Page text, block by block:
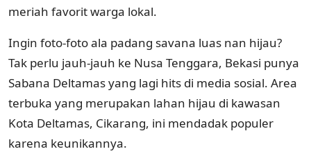
meriah favorit warga lokal.
Ingin foto-foto ala padang savana luas nan hijau?
Tak perlu jauh-jauh ke Nusa Tenggara, Bekasi punya
Sabana Deltamas yang lagi hits di media sosial. Area
terbuka yang merupakan lahan hijau di kawasan
Kota Deltamas, Cikarang, ini mendadak populer
karena keunikannya.